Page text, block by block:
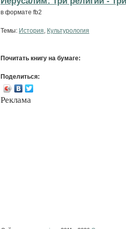
в формате fb2
Темы: История Культурология
Почитать книгу на бумаге:
Поделиться:
Реклама